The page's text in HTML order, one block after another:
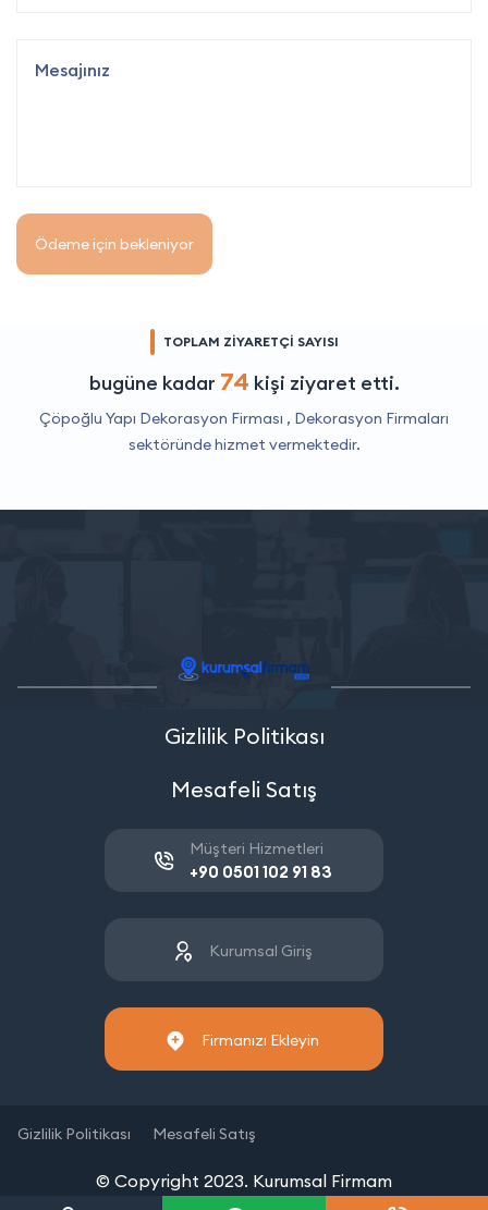
Ödeme için bekleniyor
TOPLAM ZİYARETÇİ SAYISI
bugüne kadar 74 kişi ziyaret etti.
Çöpoğlu Yapı Dekorasyon Firması , Dekorasyon Firmaları
sektöründe hizmet vermektedir.
Gizlilik Politikası
Mesafeli Satış
Müşteri Hizmetleri
+90 0501 102 91 83
Kurumsal Giriş
Firmanızı Ekleyin
© Copyright 2023. Kurumsal Firmam
Gizlilik Politikası Mesafeli Satış